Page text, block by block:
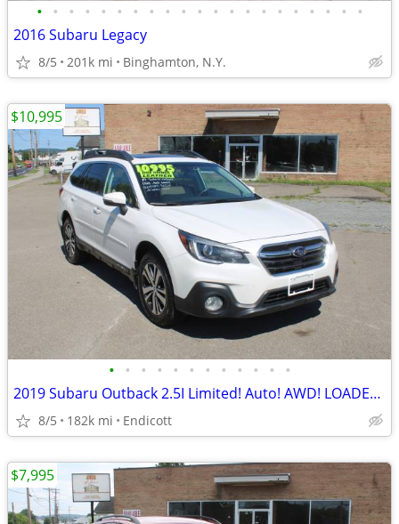
• • • • • • • • • • • • • • • • • • • • •
2016 Subaru Legacy
8/5 201k mi Binghamton, N.Y.
• • • • • • • • • • • •
2019 Subaru Outback 2.5I Limited! Auto! AWD! LOADED! 1-Owner!
8/5 182k mi Endicott
$10,995
$7,995